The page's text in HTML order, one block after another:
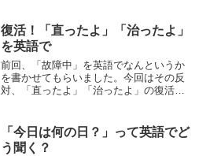
復活！「直ったよ」「治ったよ」
を英語で
前回、「故障中」を英語でなんというか
を書かせてもらいました。今回はその反
対、「直ったよ」「治ったよ」の復活で
「確定する」「用意する」「固定する」
といった...
「今日は何の日？」って英語でど
う聞く？